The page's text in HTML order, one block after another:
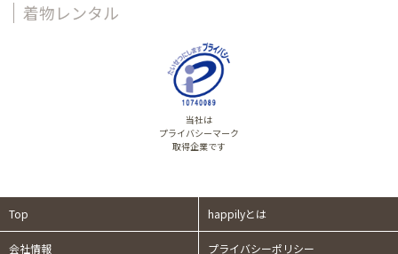
着物レンタル
当社は
プライバシーマーク
取得企業です
Top happilyとは
会社情報 プライバシーポリシー